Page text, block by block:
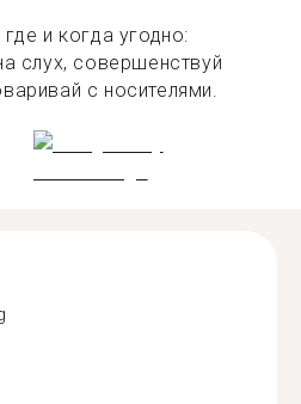
и когда угодно:
слух, совершенствуй
с носителями.